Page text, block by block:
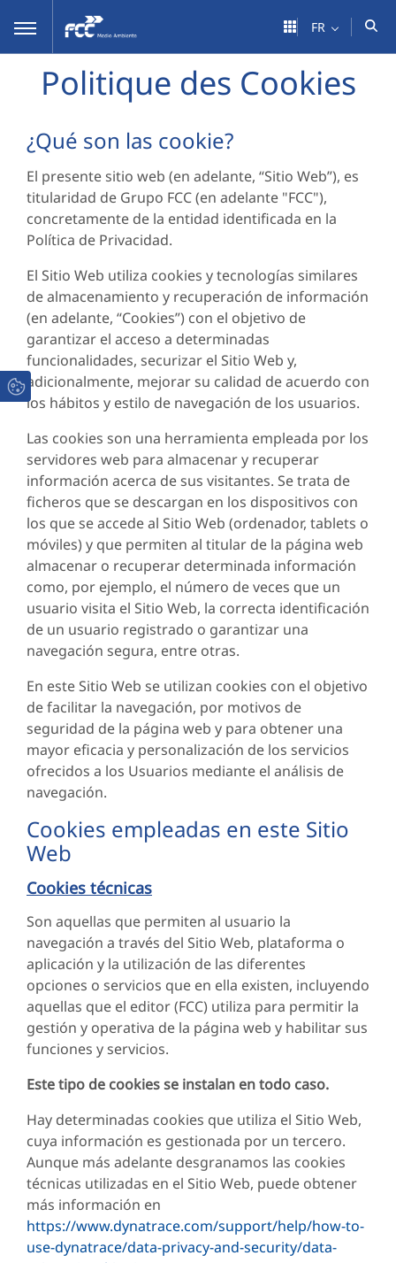
Saut au contenu principal
FR
Politique des Cookies
¿Qué son las cookie?
El presente sitio web (en adelante, “Sitio Web”), es
titularidad de Grupo FCC (en adelante "FCC"),
concretamente de la entidad identificada en la
Política de Privacidad.
El Sitio Web utiliza cookies y tecnologías similares
de almacenamiento y recuperación de información
(en adelante, “Cookies”) con el objetivo de
garantizar el acceso a determinadas
funcionalidades, securizar el Sitio Web y,
adicionalmente, mejorar su calidad de acuerdo con
los hábitos y estilo de navegación de los usuarios.
Las cookies son una herramienta empleada por los
servidores web para almacenar y recuperar
información acerca de sus visitantes. Se trata de
ficheros que se descargan en los dispositivos con
los que se accede al Sitio Web (ordenador, tablets o
móviles) y que permiten al titular de la página web
almacenar o recuperar determinada información
como, por ejemplo, el número de veces que un
usuario visita el Sitio Web, la correcta identificación
de un usuario registrado o garantizar una
navegación segura, entre otras.
En este Sitio Web se utilizan cookies con el objetivo
de facilitar la navegación, por motivos de
seguridad de la página web y para obtener una
mayor eficacia y personalización de los servicios
ofrecidos a los Usuarios mediante el análisis de
navegación.
Cookies empleadas en este Sitio
Web
Cookies técnicas
Son aquellas que permiten al usuario la
navegación a través del Sitio Web, plataforma o
aplicación y la utilización de las diferentes
opciones o servicios que en ella existen, incluyendo
aquellas que el editor (FCC) utiliza para permitir la
gestión y operativa de la página web y habilitar sus
funciones y servicios.
Este tipo de cookies se instalan en todo caso.
Hay determinadas cookies que utiliza el Sitio Web,
cuya información es gestionada por un tercero.
Aunque más adelante desgranamos las cookies
técnicas utilizadas en el Sitio Web, puede obtener
más información en
https://www.dynatrace.com/support/help/how-to-
use-dynatrace/data-privacy-and-security/data-